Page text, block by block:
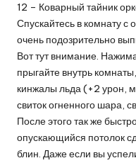
12 – Коварный тайник
Спускайтесь в комнату с
очень подозрительно
Вот тут внимание.
прыгайте внутрь
кинжалы льда (+2 урон,
свиток огненного шара,
После этого так же
опускающийся потолок
блин. Даже если вы